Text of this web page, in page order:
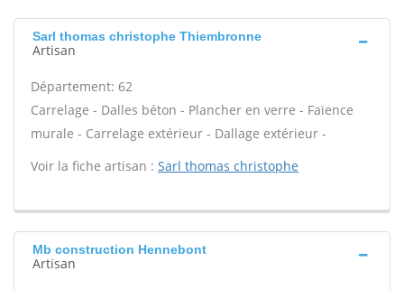
Sarl thomas christophe Thiembronne
Artisan
Département: 62
Carrelage - Dalles béton - Plancher en verre - Faïence
murale - Carrelage extérieur - Dallage extérieur -
Voir la fiche artisan : Sarl thomas christophe
Mb construction Hennebont
Artisan